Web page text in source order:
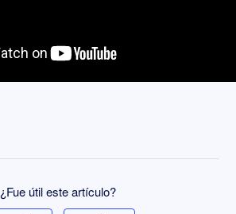
¿Fue útil este artículo?